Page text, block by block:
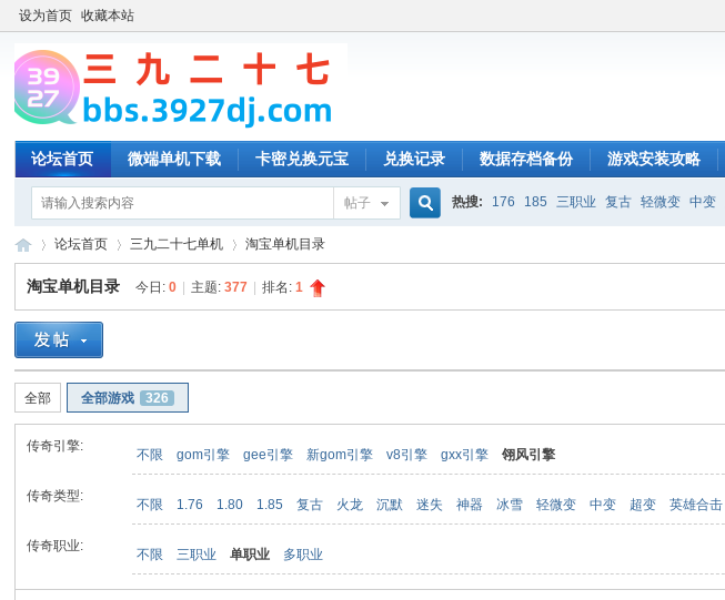
设为首页 收藏本站
论坛首页 微端单机下载 卡密兑换元宝 兑换记录 数据存档备份 游戏安装攻略
帖子 热搜: 176 185 三职业 复古 轻微变 中变
»
论坛首页 三九二十七单机 淘宝单机目录
淘宝单机目录 今日:0 主题:377 排名:1
全部 全部游戏 326
传奇引擎:
不限 gom引擎 gee引擎 新gom引擎 v8引擎 gxx引擎 翎风引擎
传奇类型:
不限 1.76 1.80 1.85 复古 火龙 沉默 迷失 神器 冰雪 轻微变 中变 超变 英雄合击
传奇职业:
不限 三职业 单职业 多职业